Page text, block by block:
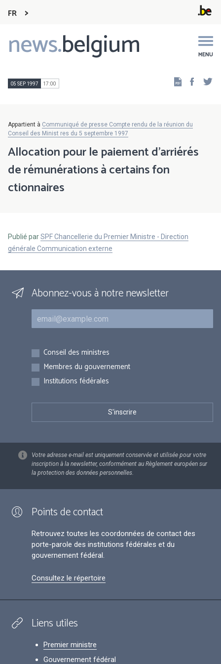
FR
news.belgium MENU
Main
navigation
05 SEP 1997 17:00
Appartient à Communiqué de presse Compte rendu de la réunion du
Conseil des Minist res du 5 septembre 1997
Allocation pour le paiement d'arriérés
de rémunérations à certains fon
ctionnaires
Publié parSPF Chancellerie du Premier Ministre - Direction
générale Communication externe
Abonnez-vous à notre newsletter
Courriel
Inscriptions
Conseil des ministres
Membres du gouvernement
Institutions fédérales
Votre adresse e-mail est uniquement conservée et utilisée pour votre
inscription à la newsletter, conformément au Règlement européen sur
la protection des données personnelles.
Points de contact
Retrouvez toutes les coordonnées de contact des
porte-parole des institutions fédérales et du
gouvernement fédéral.
Consultez le répertoire
Liens utiles
Premier ministre
Gouvernement fédéral